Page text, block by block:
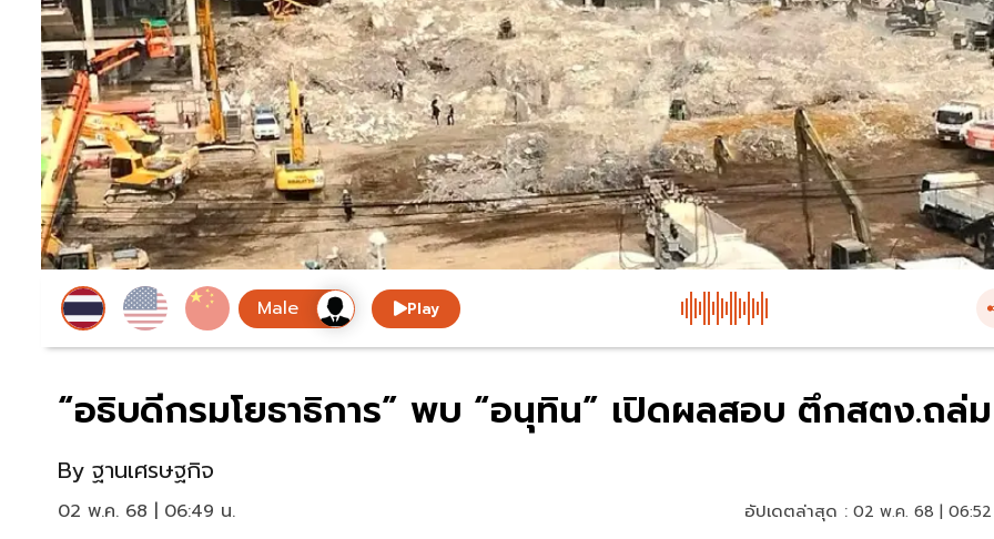
Play
“อธิบดีกรมโยธาธิการ” พบ “อนุทิน” เปิดผลสอบ ตึกสตง.ถล่ม
By ฐานเศรษฐกิจ
02 พ.ค. 68 | 06:49 น. อัปเดตล่าสุด : 02 พ.ค. 68 |